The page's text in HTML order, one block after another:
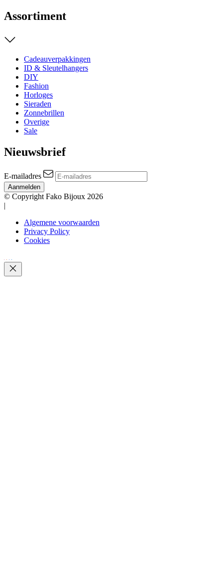
Assortiment
Cadeauverpakkingen
ID & Sleutelhangers
DIY
Fashion
Horloges
Sieraden
Zonnebrillen
Overige
Sale
Nieuwsbrief
E-mailadres
Aanmelden
© Copyright Fako Bijoux 2026
|
Algemene voorwaarden
Privacy Policy
Cookies